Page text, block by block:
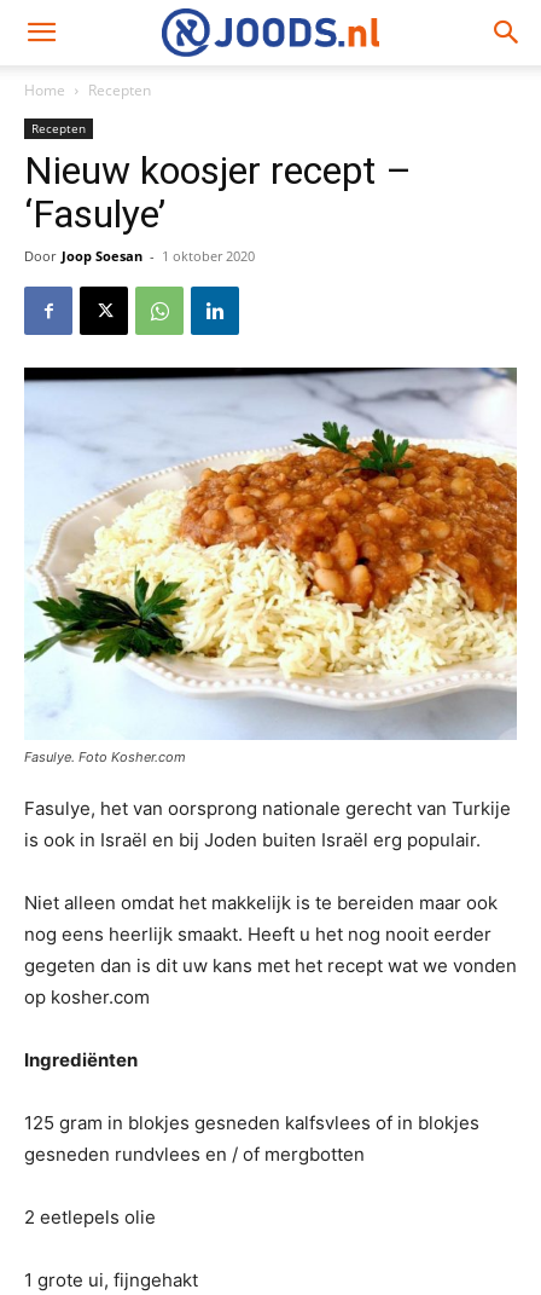
Home Recepten
Recepten
Nieuw koosjer recept –
‘Fasulye’
Door Joop Soesan - 1 oktober 2020
Fasulye. Foto Kosher.com
Fasulye, het van oorsprong nationale gerecht van Turkije
is ook in Israël en bij Joden buiten Israël erg populair.
Niet alleen omdat het makkelijk is te bereiden maar ook
nog eens heerlijk smaakt. Heeft u het nog nooit eerder
gegeten dan is dit uw kans met het recept wat we vonden
op kosher.com
Ingrediënten
125 gram in blokjes gesneden kalfsvlees of in blokjes
gesneden rundvlees en / of mergbotten
2 eetlepels olie
1 grote ui, fijngehakt